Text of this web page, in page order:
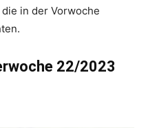
in der Vorwoche
22/2023